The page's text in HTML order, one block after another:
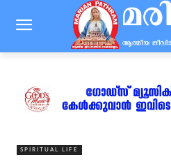
SPIRITUAL LIFE